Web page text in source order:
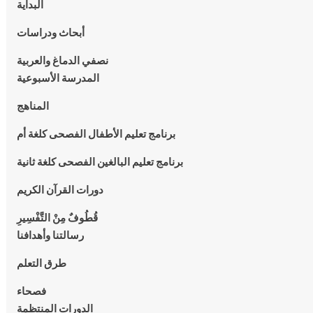
البداية
أبحاث ودراسات
نصفي الدماغ والعربية
المدرسة الأسبوعية
المناهج
برنامج تعليم الأطفال الفصحى كلغة أم
برنامج تعليم البالغين الفصحى كلغة ثانية
دورات القرآن الكريم
قُطُوفٌ مِنْ التَّفْسِيرِ
رسالتنا وأهدافنا
طرق التعلم
فصحاء
الدورات المنتظمة